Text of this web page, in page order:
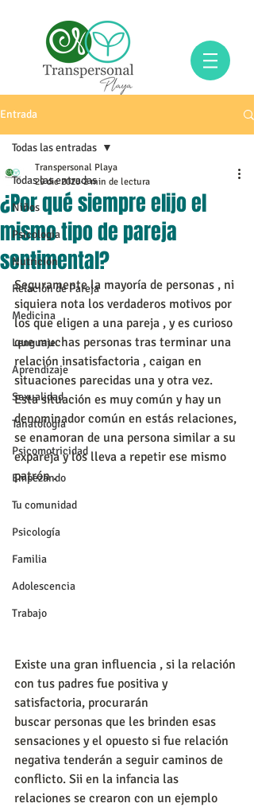
Entrada
Todas las entradas
Niños
Psicología
Nutrición
Relación de Pareja
Medicina
Lenguaje
Aprendizaje
Sexualidad
Tanatología
Psicomotricidad
Empezando
Tu comunidad
Psicología
Familia
Adolescencia
Trabajo
Todas las entradas
¿Por qué siempre elijo el
mismo tipo de pareja
sentimental?
Transpersonal Playa
29 dic 2020 2 min de lectura
Seguramente la mayoría de personas , ni
siquiera nota los verdaderos motivos por
los que eligen a una pareja , y es curioso
que muchas personas tras terminar una
relación insatisfactoria , caigan en
situaciones parecidas una y otra vez.
Esta situación es muy común y hay un
denominador común en estás relaciones,
se enamoran de una persona similar a su
expareja y los lleva a repetir ese mismo
patrón .
Existe una gran influencia , si la relación
con tus padres fue positiva y
satisfactoria, procurarán
buscar personas que les brinden esas
sensaciones y el opuesto si fue relación
negativa tenderán a seguir caminos de
conflicto. Sii en la infancia las
relaciones se crearon con un ejemplo